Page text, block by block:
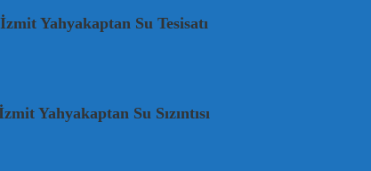
İzmit Yahyakaptan Su Tesisatı
Yahyakaptan Su Sızıntısı